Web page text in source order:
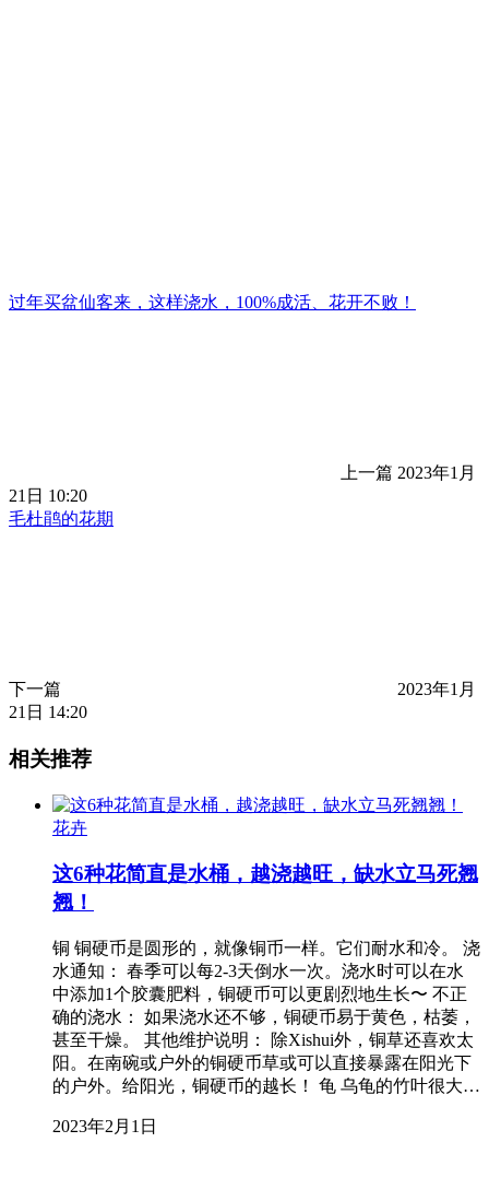
过年买盆仙客来，这样浇水，100%成活、花开不败！
上一篇 2023年1月
21日 10:20
毛杜鹃的花期
下一篇
2023年1月
21日 14:20
相关推荐
花卉
这6种花简直是水桶，越浇越旺，缺水立马死翘
翘！
铜 铜硬币是圆形的，就像铜币一样。它们耐水和冷。 浇
水通知： 春季可以每2-3天倒水一次。浇水时可以在水
中添加1个胶囊肥料，铜硬币可以更剧烈地生长〜 不正
确的浇水： 如果浇水还不够，铜硬币易于黄色，枯萎，
甚至干燥。 其他维护说明： 除Xishui外，铜草还喜欢太
阳。在南碗或户外的铜硬币草或可以直接暴露在阳光下
的户外。给阳光，铜硬币的越长！ 龟 乌龟的竹叶很大…
2023年2月1日